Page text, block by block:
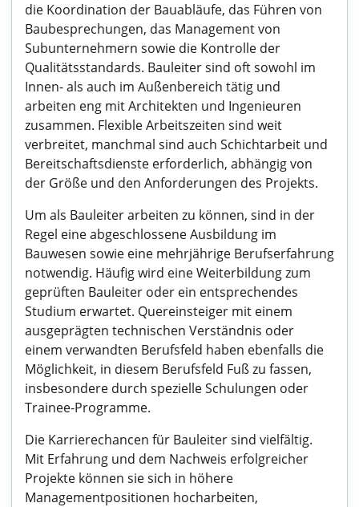
die Koordination der Bauabläufe, das Führen von
Baubesprechungen, das Management von
Subunternehmern sowie die Kontrolle der
Qualitätsstandards. Bauleiter sind oft sowohl im
Innen- als auch im Außenbereich tätig und
arbeiten eng mit Architekten und Ingenieuren
zusammen. Flexible Arbeitszeiten sind weit
verbreitet, manchmal sind auch Schichtarbeit und
Bereitschaftsdienste erforderlich, abhängig von
der Größe und den Anforderungen des Projekts.
Um als Bauleiter arbeiten zu können, sind in der
Regel eine abgeschlossene Ausbildung im
Bauwesen sowie eine mehrjährige Berufserfahrung
notwendig. Häufig wird eine Weiterbildung zum
geprüften Bauleiter oder ein entsprechendes
Studium erwartet. Quereinsteiger mit einem
ausgeprägten technischen Verständnis oder
einem verwandten Berufsfeld haben ebenfalls die
Möglichkeit, in diesem Berufsfeld Fuß zu fassen,
insbesondere durch spezielle Schulungen oder
Trainee-Programme.
Die Karrierechancen für Bauleiter sind vielfältig.
Mit Erfahrung und dem Nachweis erfolgreicher
Projekte können sie sich in höhere
Managementpositionen hocharbeiten,